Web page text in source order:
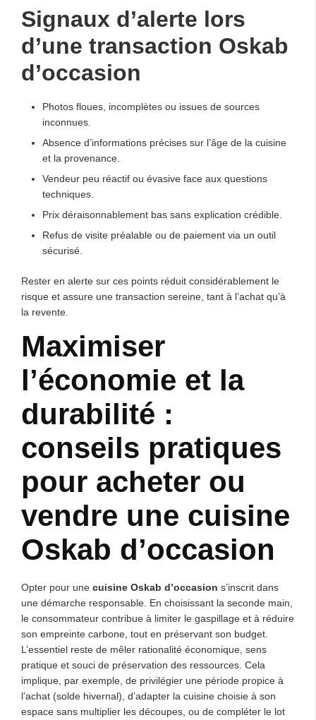
Signaux d’alerte lors
d’une transaction Oskab
d’occasion
Photos floues, incomplètes ou issues de sources
inconnues.
Absence d’informations précises sur l’âge de la cuisine
et la provenance.
Vendeur peu réactif ou évasive face aux questions
techniques.
Prix déraisonnablement bas sans explication crédible.
Refus de visite préalable ou de paiement via un outil
sécurisé.
Rester en alerte sur ces points réduit considérablement le
risque et assure une transaction sereine, tant à l’achat qu’à
la revente.
Maximiser
l’économie et la
durabilité :
conseils pratiques
pour acheter ou
vendre une cuisine
Oskab d’occasion
Opter pour une cuisine Oskab d’occasion s’inscrit dans
une démarche responsable. En choisissant la seconde main,
le consommateur contribue à limiter le gaspillage et à réduire
son empreinte carbone, tout en préservant son budget.
L’essentiel reste de mêler rationalité économique, sens
pratique et souci de préservation des ressources. Cela
implique, par exemple, de privilégier une période propice à
l’achat (solde hivernal), d’adapter la cuisine choisie à son
espace sans multiplier les découpes, ou de compléter le lot